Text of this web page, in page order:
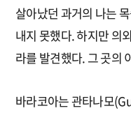
살아났던 과거의 나는
내지 못했다. 하지만 의
라를 발견했다. 그 곳의
바라코아는 관타나모